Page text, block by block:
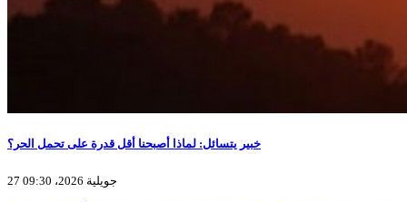
خبير يتسائل: لماذا أصبحنا أقل قدرة على تحمل الحر؟
27 جويلية 2026، 09:30